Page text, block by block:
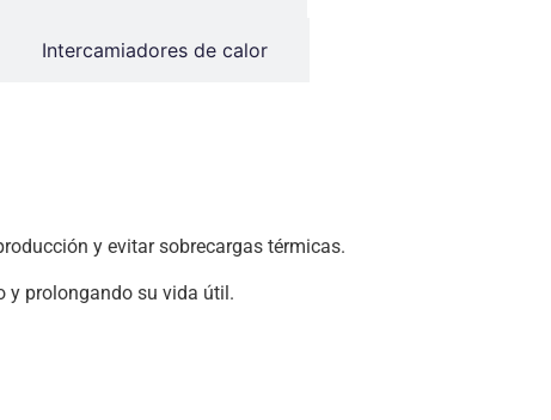
Intercamiadores de calor
y evitar sobrecargas térmicas.
y prolongando su vida útil.